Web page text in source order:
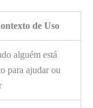
de Uso
alguém está
para ajudar ou